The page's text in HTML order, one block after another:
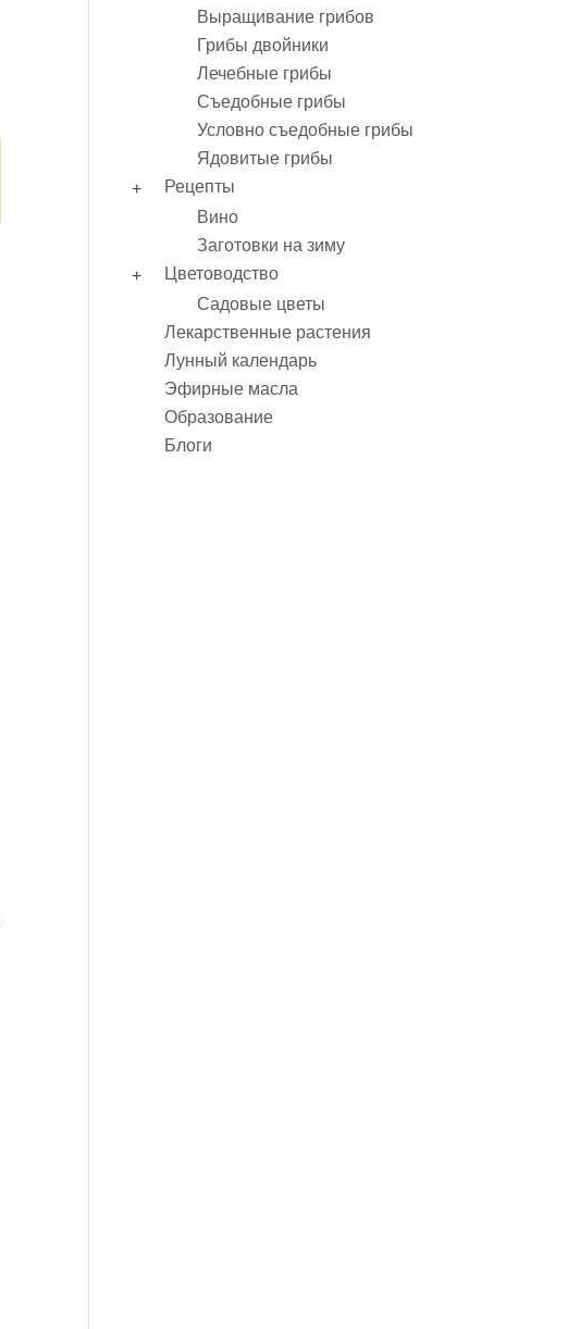
Выращивание грибов
Грибы двойники
Лечебные грибы
Съедобные грибы
Условно съедобные грибы
Ядовитые грибы
Рецепты
Вино
Заготовки на зиму
Цветоводство
Садовые цветы
Лекарственные растения
Лунный календарь
Эфирные масла
Образование
Блоги